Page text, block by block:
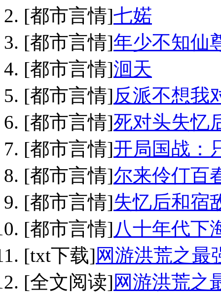
[都市言情]七婼
[都市言情]年少不知仙
[都市言情]洄天
[都市言情]反派不想我
[都市言情]死对头失忆
[都市言情]开局国战：
[都市言情]尔来伶仃百
[都市言情]失忆后和宿
[都市言情]八十年代下
[txt下载]网游洪荒之最
[全文阅读]网游洪荒之